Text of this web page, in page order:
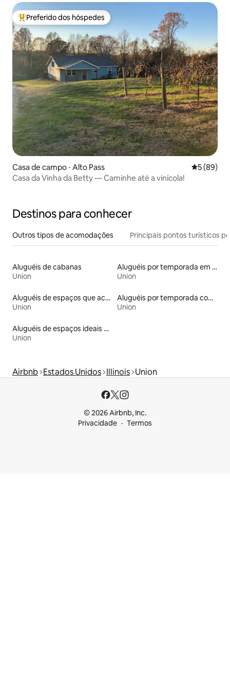
Entre os melhores preferidos dos hóspedes
Preferido dos hóspedes
Casa de campo ⋅ Alto Pass 5 de uma
5 (89)
Casa da Vinha da Betty — Caminhe até a vinícola!
Destinos para conhecer
Outros tipos de acomodações Principais pontos turísticos
Aluguéis de cabanas
Union
Aluguéis por temporada em hotéis-fazenda
Union
Aluguéis de espaços que aceitam animais de estimação
Union
Aluguéis por temporada com banheira de hidromassagem
Union
Aluguéis de espaços ideais para famílias
Union
Airbnb Estados Unidos Illinois Union
© 2026 Airbnb, Inc.
Privacidade
Termos